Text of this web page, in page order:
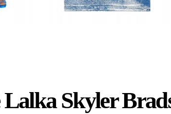
Skyler